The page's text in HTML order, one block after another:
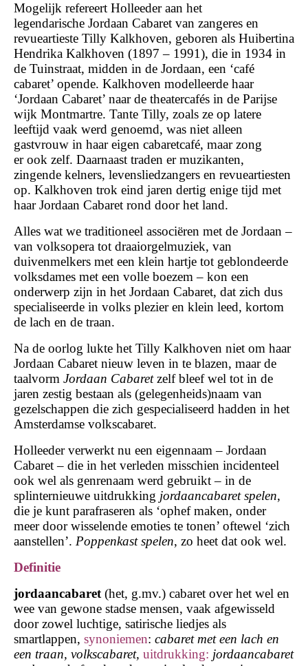
Mogelijk refereert Holleeder aan het
legendarische Jordaan Cabaret van zangeres en
revueartieste Tilly Kalkhoven, geboren als Huibertina
Hendrika Kalkhoven (1897 – 1991), die in 1934 in
de Tuinstraat, midden in de Jordaan, een ‘café
cabaret’ opende. Kalkhoven modelleerde haar
‘Jordaan Cabaret’ naar de theatercafés in de Parijse
wijk Montmartre. Tante Tilly, zoals ze op latere
leeftijd vaak werd genoemd, was niet alleen
gastvrouw in haar eigen cabaretcafé, maar zong
er ook zelf. Daarnaast traden er muzikanten,
zingende kelners, levensliedzangers en revueartiesten
op. Kalkhoven trok eind jaren dertig enige tijd met
haar Jordaan Cabaret rond door het land.
Alles wat we traditioneel associëren met de Jordaan –
van volksopera tot draaiorgelmuziek, van
duivenmelkers met een klein hartje tot geblondeerde
volksdames met een volle boezem – kon een
onderwerp zijn in het Jordaan Cabaret, dat zich dus
specialiseerde in volks plezier en klein leed, kortom
de lach en de traan.
Na de oorlog lukte het Tilly Kalkhoven niet om haar
Jordaan Cabaret nieuw leven in te blazen, maar de
taalvorm Jordaan Cabaretzelf bleef wel tot in de
jaren zestig bestaan als (gelegenheids)naam van
gezelschappen die zich gespecialiseerd hadden in het
Amsterdamse volkscabaret.
Holleeder verwerkt nu een eigennaam – Jordaan
Cabaret – die in het verleden misschien incidenteel
ook wel als genrenaam werd gebruikt – in de
splinternieuwe uitdrukking jordaancabaret spelen,
die je kunt parafraseren als ‘ophef maken, onder
meer door wisselende emoties te tonen’ oftewel ‘zich
aanstellen’. Poppenkast spelen, zo heet dat ook wel.
Definitie
jordaancabaret (het, g.mv.) cabaret over het wel en
wee van gewone stadse mensen, vaak afgewisseld
door zowel luchtige, satirische liedjes als
smartlappen, synoniemen: cabaret met een lach en
een traan, volkscabaret, uitdrukking: jordaancabaret